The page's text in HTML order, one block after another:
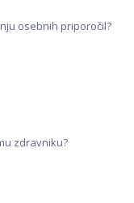
osebnih priporočil?
zdravniku?